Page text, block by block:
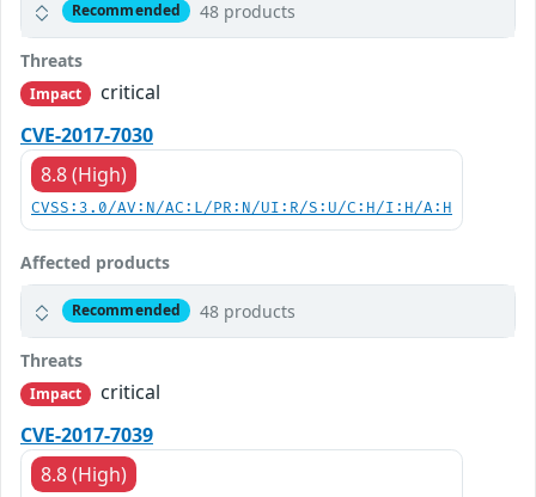
Recommended 48 products
Threats
Impact
critical
CVE-2017-7030
8.8 (High)
CVSS:3.0/AV:N/AC:L/PR:N/UI:R/S:U/C:H/I:H/A:H
Affected products
Recommended 48 products
Threats
Impact
critical
CVE-2017-7039
8.8 (High)